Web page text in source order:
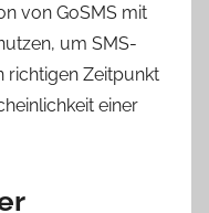
von GoSMS mit
um SMS-
richtigen Zeitpunkt
einer